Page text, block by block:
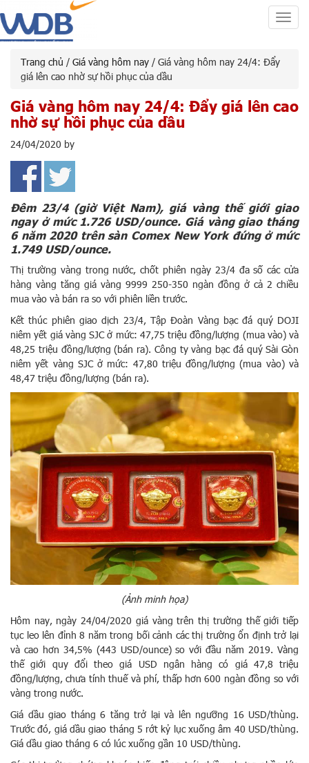
Trang chủ / Giá vàng hôm nay / Giá vàng hôm nay 24/4: Đẩy
giá lên cao nhờ sự hồi phục của dầu
Giá vàng hôm nay 24/4: Đẩy giá lên cao
nhờ sự hồi phục của dầu
24/04/2020 by
Đêm 23/4 (giờ Việt Nam), giá vàng thế giới giao
ngay ở mức 1.726 USD/ounce. Giá vàng giao tháng
6 năm 2020 trên sàn Comex New York đứng ở mức
1.749 USD/ounce.
Thị trường vàng trong nước, chốt phiên ngày 23/4 đa số các cửa
hàng vàng tăng giá vàng 9999 250-350 ngàn đồng ở cả 2 chiều
mua vào và bán ra so với phiên liền trước.
Kết thúc phiên giao dịch 23/4, Tập Đoàn Vàng bạc đá quý DOJI
niêm yết giá vàng SJC ở mức: 47,75 triệu đồng/lượng (mua vào) và
48,25 triệu đồng/lượng (bán ra). Công ty vàng bạc đá quý Sài Gòn
niêm yết vàng SJC ở mức: 47,80 triệu đồng/lượng (mua vào) và
48,47 triệu đồng/lượng (bán ra).
(Ảnh minh họa)
Hôm nay, ngày 24/04/2020 giá vàng trên thị trường thế giới tiếp
tục leo lên đỉnh 8 năm trong bối cảnh các thị trường ổn định trở lại
và cao hơn 34,5% (443 USD/ounce) so với đầu năm 2019. Vàng
thế giới quy đổi theo giá USD ngân hàng có giá 47,8 triệu
đồng/lượng, chưa tính thuế và phí, thấp hơn 600 ngàn đồng so với
vàng trong nước.
Giá dầu giao tháng 6 tăng trở lại và lên ngưỡng 16 USD/thùng.
Trước đó, giá dầu giao tháng 5 rớt kỷ lục xuống âm 40 USD/thùng.
Giá dầu giao tháng 6 có lúc xuống gần 10 USD/thùng.